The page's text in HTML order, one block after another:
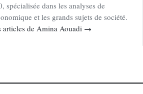
spécialisée dans les analyses de
et les grands sujets de société.
articles de Amina Aouadi →